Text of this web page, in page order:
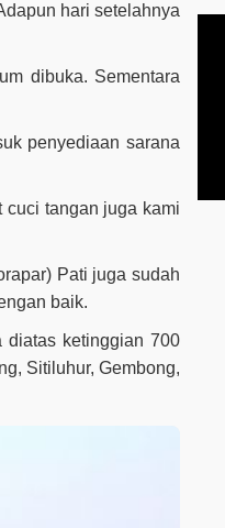
hari setelahnya
dibuka. Sementara
penyediaan sarana
cuci tangan juga kami
Pati juga sudah
baik.
diatas ketinggian 700
Sitiluhur, Gembong,